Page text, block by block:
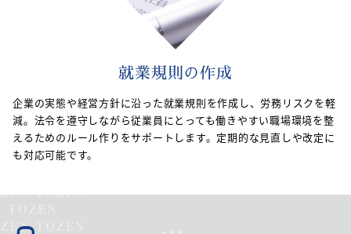
就業規則の作成
企業の実態や経営方針に沿った就業規則を作成し、労務リスクを軽
減。法令を遵守しながら従業員にとっても働きやすい職場環境を整
えるためのルール作りをサポートします。定期的な見直しや改定に
も対応可能です。